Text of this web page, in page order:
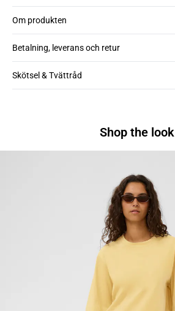
Om produkten
Betalning, leverans och retur
Skötsel & Tvättråd
Shop the look